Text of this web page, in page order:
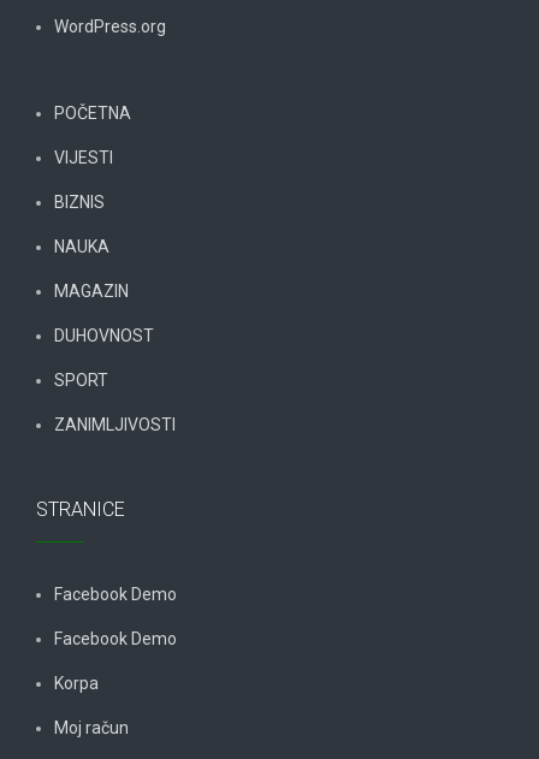
WordPress.org
POČETNA
VIJESTI
BIZNIS
NAUKA
MAGAZIN
DUHOVNOST
SPORT
ZANIMLJIVOSTI
STRANICE
Facebook Demo
Facebook Demo
Korpa
Moj račun